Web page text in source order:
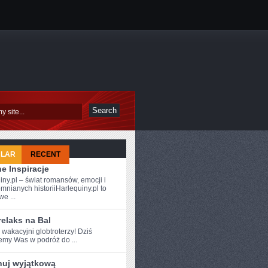
RECENT
Inspiracje
– świat romansów, emocji i
historiiHarlequiny.pl to
...
na Bal
wakacyjni globtroterzy! ⁣Dziś
⁤Was‌ w podróż ​do ...
wyjątkową